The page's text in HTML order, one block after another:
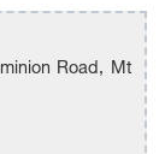
Road, Mt